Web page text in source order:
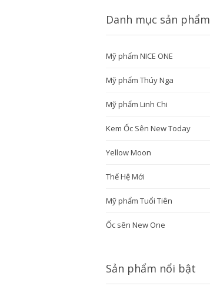
Danh mục sản phẩm
Mỹ phẩm NICE ONE
Mỹ phẩm Thúy Nga
Mỹ phẩm Linh Chi
Kem Ốc Sên New Today
Yellow Moon
Thế Hệ Mới
Mỹ phẩm Tuổi Tiên
Ốc sên New One
Sản phẩm nổi bật